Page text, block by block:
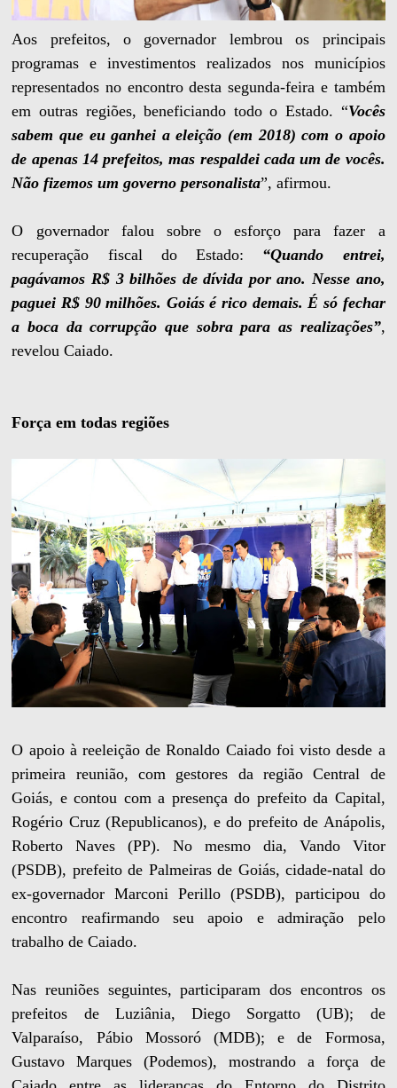
Aos prefeitos, o governador lembrou os principais
programas e investimentos realizados nos municípios
representados no encontro desta segunda-feira e também
em outras regiões, beneficiando todo o Estado. “Vocês
sabem que eu ganhei a eleição (em 2018) com o apoio
de apenas 14 prefeitos, mas respaldei cada um de vocês.
Não fizemos um governo personalista”, afirmou.
O governador falou sobre o esforço para fazer a
recuperação fiscal do Estado: “Quando entrei,
pagávamos R$ 3 bilhões de dívida por ano. Nesse ano,
paguei R$ 90 milhões. Goiás é rico demais. É só fechar
a boca da corrupção que sobra para as realizações”,
revelou Caiado.
Força em todas regiões
O apoio à reeleição de Ronaldo Caiado foi visto desde a
primeira reunião, com gestores da região Central de
Goiás, e contou com a presença do prefeito da Capital,
Rogério Cruz (Republicanos), e do prefeito de Anápolis,
Roberto Naves (PP). No mesmo dia, Vando Vitor
(PSDB), prefeito de Palmeiras de Goiás, cidade-natal do
ex-governador Marconi Perillo (PSDB), participou do
encontro reafirmando seu apoio e admiração pelo
trabalho de Caiado.
Nas reuniões seguintes, participaram dos encontros os
prefeitos de Luziânia, Diego Sorgatto (UB); de
Valparaíso, Pábio Mossoró (MDB); e de Formosa,
Gustavo Marques (Podemos), mostrando a força de